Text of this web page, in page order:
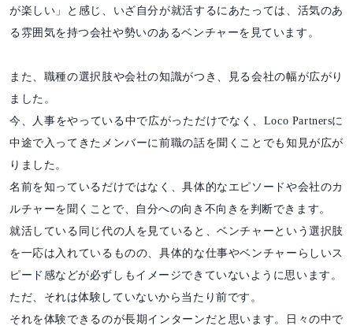
が楽しい」と感じ、いざ自分が就活するにあたっては、活気のあ
る雰囲気を持つ会社や勢いのあるベンチャーを見ています。
また、職種の選択肢や会社の知識がつき、見る会社の幅が広がり
ました。
今、人事をやっている中で広がっただけでなく、Loco Partnersに
中途で入ってきたメンバーに前職の話を聞くことでも知見が広が
りました。
名前を知っているだけではなく、具体的なエピソードや会社のカ
ルチャーを聞くことで、自分への向き不向きを判断できます。
就活している同じ代の人を見ていると、ベンチャーという選択肢
を一応は入れているものの、具体的な仕事やベンチャーらしいス
ピード感などが必ずしもイメージできていないように思います。
ただ、それは体験していないから当たり前です。
それを体験できるのが長期インターンだと思います。日々の中で